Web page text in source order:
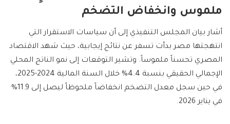
ملموس وانخفاض التضخم
أشار بيان المجلس التنفيذي إلى أن سياسات الاستقرار التي
انتهجتها مصر بدأت تسفر عن نتائج إيجابية، حيث شهد الاقتصاد
المصري تحسناً ملموساً. وتشير التوقعات إلى نمو الناتج المحلي
الإجمالي الحقيقي بنسبة 4.4% خلال السنة المالية 2024-2025،
في حين سجل معدل التضخم انخفاضاً ملحوظاً ليصل إلى 11.9%
في يناير 2026.